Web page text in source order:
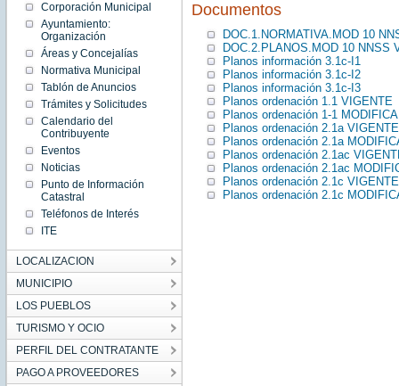
Corporación Municipal
Ayuntamiento:
Organización
Áreas y Concejalías
Normativa Municipal
Tablón de Anuncios
Trámites y Solicitudes
Calendario del
Contribuyente
Eventos
Noticias
Punto de Información
Catastral
Teléfonos de Interés
ITE
LOCALIZACION
MUNICIPIO
LOS PUEBLOS
TURISMO Y OCIO
PERFIL DEL CONTRATANTE
PAGO A PROVEEDORES
Documentos
DOC.1.NORMATIVA.MOD 10
DOC.2.PLANOS.MOD 10 NNSS
Planos información 3.1c-I1
Planos información 3.1c-I2
Planos información 3.1c-I3
Planos ordenación 1.1 VIGENTE
Planos ordenación 1-1
Planos ordenación 2.1a VIGENTE
Planos ordenación 2.1a
Planos ordenación 2.1ac
Planos ordenación 2.1ac
Planos ordenación 2.1c VIGENTE
Planos ordenación 2.1c